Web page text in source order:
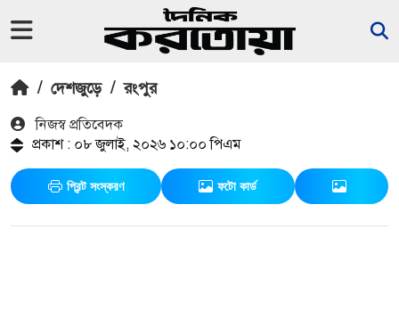
/ দেশজুড়ে / রংপুর
নিজস্ব প্রতিবেদক
প্রকাশ : ০৮ জুলাই, ২০২৬ ১০:০০ পিএম
প্রিন্ট সংস্করণ ফটো কার্ড